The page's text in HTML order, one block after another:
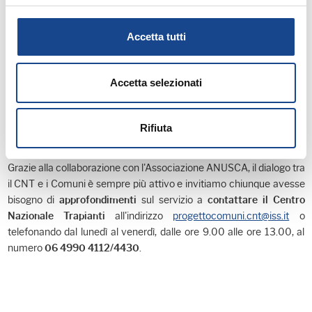
Accetta tutti
Accetta selezionati
Rifiuta
Comune. Grazie a queste statistiche, il singoloComunepuò
carte d'identità emesse, e confrontare le percentuali del Comune
rispetto alle medie Regionali e Nazionali.
sito web istituzionale del Centro Nazionale Trapianti
(CNT) sono disponibili tutte le informazioni sul servizio (abilitazioni
Grazie alla collaborazione con l'Associazione ANUSCA, il dialogo tra
il CNT e i Comuni è sempre più attivo e invitiamo chiunque avesse
bisogno di approfondimenti sul servizio a contattare il Centro
Nazionale Trapianti all'indirizzo progettocomuni.cnt@iss.it o
telefonando dal lunedì al venerdì, dalle ore 9.00 alle ore 13.00, al
numero06 4990 4112/4430.